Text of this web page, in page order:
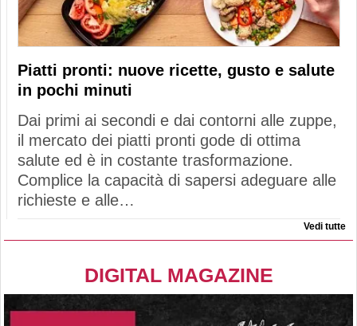
Piatti pronti: nuove ricette, gusto e salute
in pochi minuti
Dai primi ai secondi e dai contorni alle zuppe,
il mercato dei piatti pronti gode di ottima
salute ed è in costante trasformazione.
Complice la capacità di sapersi adeguare alle
richieste e alle…
Vedi tutte
DIGITAL MAGAZINE